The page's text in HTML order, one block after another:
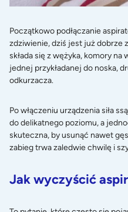
Początkowo podłączanie
zdziwienie, dziś jest już dobrze
składa się z wężyka, komory
jednej przykładanej do noska,
odkurzacza.
Po włączeniu urządzenia siła
do delikatnego poziomu, a
skuteczna, by usunąć nawet
zabieg trwa zaledwie chwilę i
Jak wyczyścić